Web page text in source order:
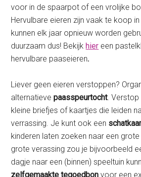
voor in de spaarpot of een vrolijke
Hervulbare eieren zijn vaak te koop
kunnen elk jaar opnieuw worden
duurzaam dus! Bekijkhier een
hervulbare paaseieren.
Liever geen eieren verstoppen?
alternatievepaasspeurtocht. Verstop
kleine briefjes of kaartjes die leiden
verrassing. Je kunt ook een
kinderen laten zoeken naar een
grote verassing zou je bijvoorbeeld
dagje naar een (binnen) speeltuin
zelfgemaakte tegoedbonvoor een